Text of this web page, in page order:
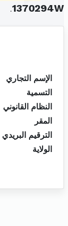
1370294W
.
الإسم التجاري
التسمية
النظام القانوني
المقر
الترقيم البريدي
الولاية